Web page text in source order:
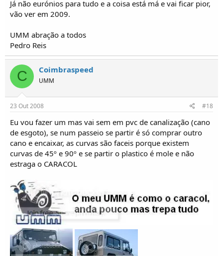
Já não eurónios para tudo e a coisa está má e vai ficar pior,
vão ver em 2009.
UMM abração a todos
Pedro Reis
C Coimbraspeed
UMM
23 Out 2008 #18
Eu vou fazer um mas vai sem em pvc de canalização (cano
de esgoto), se num passeio se partir é só comprar outro
cano e encaixar, as curvas são faceis porque existem
curvas de 45º e 90º e se partir o plastico é mole e não
estraga o CARACOL